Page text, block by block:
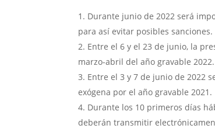
Durante junio de 2022 será
para así evitar posibles
Entre el 6 y el 23 de junio, la
marzo-abril del año gravable 2022.
Entre el 3 y 7 de junio de 2022
exógena por el año gravable 2021.
Durante los 10 primeros días
deberán transmitir